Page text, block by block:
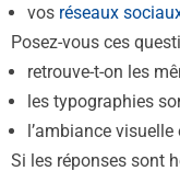
vos réseaux
Posez-vous ces
retrouve-t-on les
les typographies
l’ambiance
Si les réponses sont